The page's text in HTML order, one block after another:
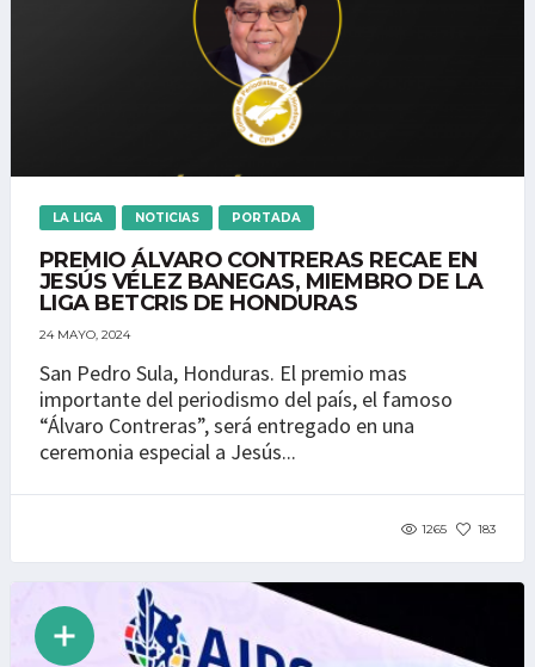
LA LIGA NOTICIAS PORTADA
PREMIO ÁLVARO CONTRERAS RECAE EN
JESÚS VÉLEZ BANEGAS, MIEMBRO DE LA
LIGA BETCRIS DE HONDURAS
24 MAYO, 2024
San Pedro Sula, Honduras. El premio mas
importante del periodismo del país, el famoso
“Álvaro Contreras”, será entregado en una
ceremonia especial a Jesús...
1265 183